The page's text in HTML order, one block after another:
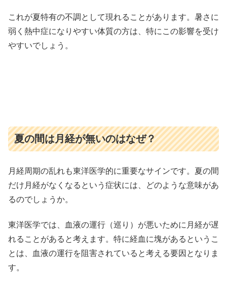
これが夏特有の不調として現れることがあります。暑さに
弱く熱中症になりやすい体質の方は、特にこの影響を受け
やすいでしょう。
夏の間は月経が無いのはなぜ？
月経周期の乱れも東洋医学的に重要なサインです。夏の間
だけ月経がなくなるという症状には、どのような意味があ
るのでしょうか。
東洋医学では、血液の運行（巡り）が悪いために月経が遅
れることがあると考えます。特に経血に塊があるというこ
とは、血液の運行を阻害されていると考える要因となりま
す。